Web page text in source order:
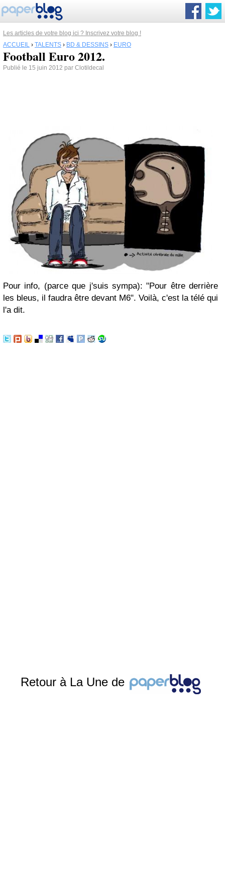
Les articles de votre blog ici ? Inscrivez votre blog !
ACCUEIL › TALENTS › BD & DESSINS › EURO
Football Euro 2012.
Publié le 15 juin 2012 par Clotildecal
Pour info, (parce que j'suis sympa): "Pour être derrière
les bleus, il faudra être devant M6". Voilà, c'est la télé qui
l'a dit.
Retour à La Une de